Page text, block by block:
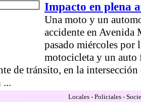
Impacto en plena
Una moto y un
accidente en
pasado miércoles por
motocicleta y un auto
de tránsito, en la
...
Locales - Policiales -